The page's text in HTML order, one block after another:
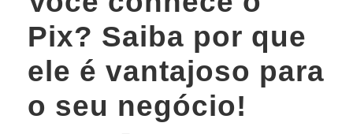
Pix? Saiba por que
ele é vantajoso para
o seu negócio!